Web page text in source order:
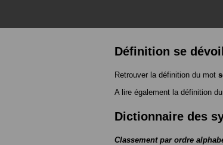
Définition se
Retrouver la définition du mot
A lire également la définition
Dictionnaire des
Classement par ordre